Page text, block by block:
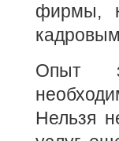
фирмы,
Опыт
Нельзя